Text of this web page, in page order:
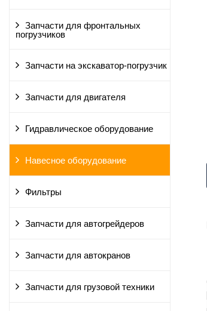
Запчасти для фронтальных
погрузчиков
Запчасти на экскаватор-погрузчик
Запчасти для двигателя
Гидравлическое оборудование
Навесное оборудование
Фильтры
Запчасти для автогрейдеров
Запчасти для автокранов
Запчасти для грузовой техники